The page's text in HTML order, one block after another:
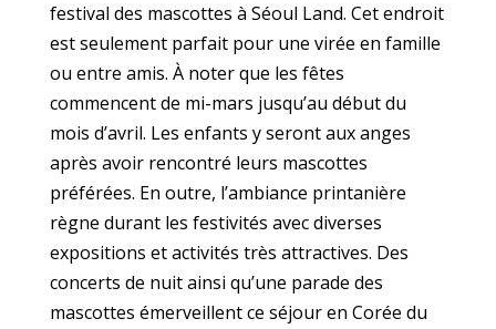
festival des mascottes à Séoul Land. Cet endroit
est seulement parfait pour une virée en famille
ou entre amis. À noter que les fêtes
commencent de mi-mars jusqu’au début du
mois d’avril. Les enfants y seront aux anges
après avoir rencontré leurs mascottes
préférées. En outre, l’ambiance printanière
règne durant les festivités avec diverses
expositions et activités très attractives. Des
concerts de nuit ainsi qu’une parade des
mascottes émerveillent ce séjour en Corée du